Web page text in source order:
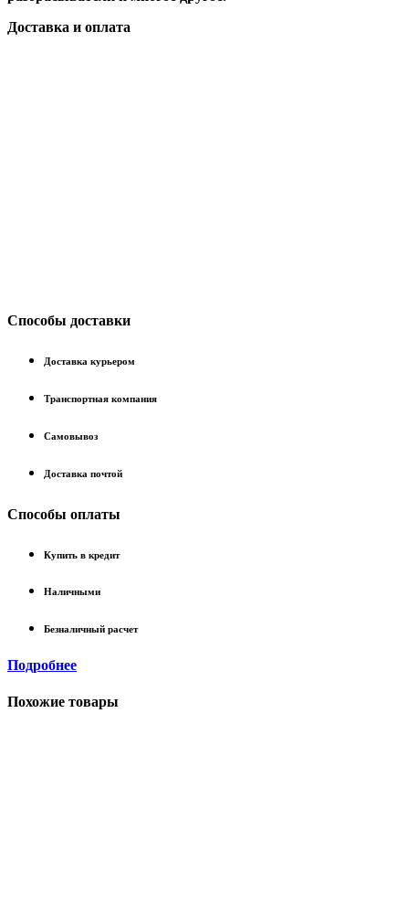
Доставка и оплата
Способы доставки
Доставка курьером
Транспортная компания
Самовывоз
Доставка почтой
Способы оплаты
Купить в кредит
Наличными
Безналичный расчет
Подробнее
Похожие товары